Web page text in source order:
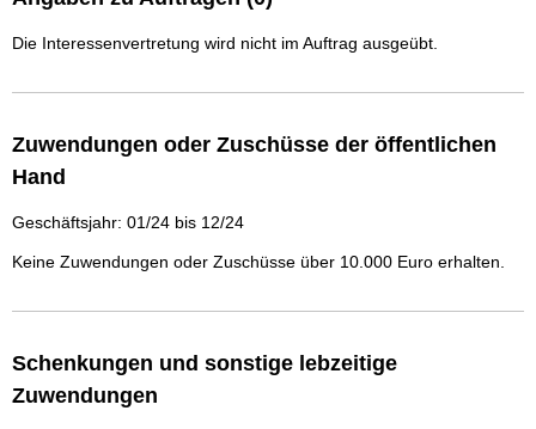
Die Interessenvertretung wird nicht im Auftrag ausgeübt.
Zuwendungen oder Zuschüsse der öffentlichen
Hand
Geschäftsjahr: 01/24 bis 12/24
Keine Zuwendungen oder Zuschüsse über 10.000 Euro erhalten.
Schenkungen und sonstige lebzeitige
Zuwendungen